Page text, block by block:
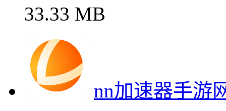
33.33 MB
nn加速器手游